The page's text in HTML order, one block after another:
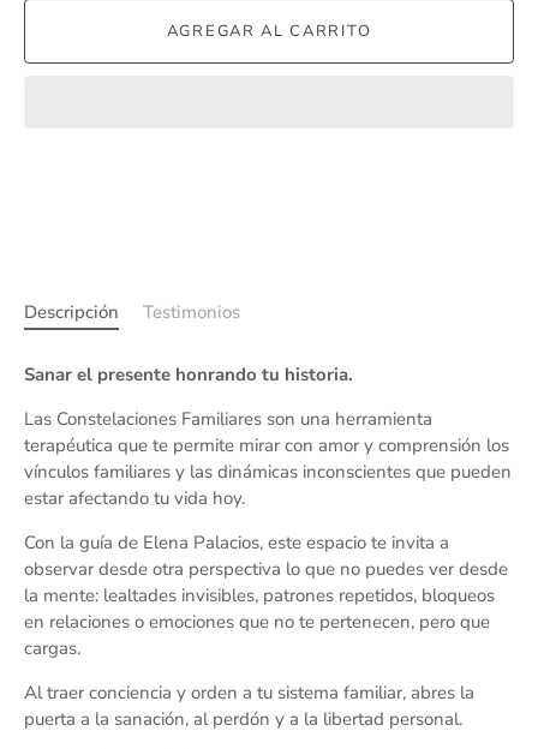
AGREGAR AL CARRITO
Descripción Testimonios
Sanar el presente honrando tu historia.
Las Constelaciones Familiares son una herramienta
terapéutica que te permite mirar con amor y comprensión los
vínculos familiares y las dinámicas inconscientes que pueden
estar afectando tu vida hoy.
Con la guía de Elena Palacios, este espacio te invita a
observar desde otra perspectiva lo que no puedes ver desde
la mente: lealtades invisibles, patrones repetidos, bloqueos
en relaciones o emociones que no te pertenecen, pero que
cargas.
Al traer conciencia y orden a tu sistema familiar, abres la
puerta a la sanación, al perdón y a la libertad personal.